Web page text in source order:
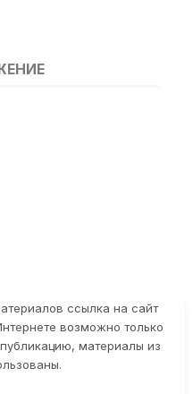
ссылка на сайт
возможно только
материалы из